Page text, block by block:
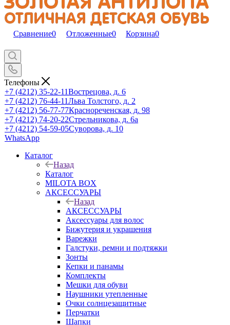
Сравнение0 Отложенные0 Корзина0
Телефоны
+7 (4212) 35-22-11Вострецова, д. 6
+7 (4212) 76-44-11Льва Толстого, д. 2
+7 (4212) 56-77-77Краснореченская, д. 98
+7 (4212) 74-20-22Стрельникова, д. 6а
+7 (4212) 54-59-05Суворова, д. 10
WhatsApp
Каталог
Назад
Каталог
MILOTA BOX
АКСЕССУАРЫ
Назад
АКСЕССУАРЫ
Аксессуары для волос
Бижутерия и украшения
Варежки
Галстуки, ремни и подтяжки
Зонты
Кепки и панамы
Комплекты
Мешки для обуви
Наушники утепленные
Очки солнцезащитные
Перчатки
Шапки